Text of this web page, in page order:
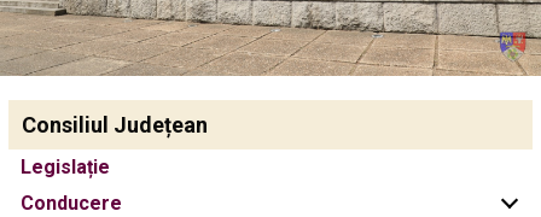
Consiliul Județean
Legislație
Conducere